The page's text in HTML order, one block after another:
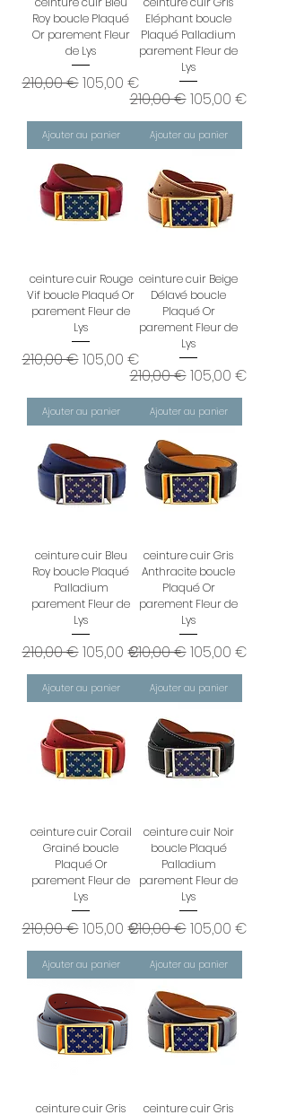
Roy boucle Plaqué
Or parement Fleur
de Lys
Prix original
210,00 €Prix promotionnel
105,00 €
Ajouter au panier
Eléphant boucle
Plaqué Palladium
parement Fleur de
Lys
Prix original
210,00 €Prix
105,00 €
Ajouter au panier
ceinture cuir Rouge
Vif boucle Plaqué Or
parement Fleur de
Lys
Prix original
210,00 €Prix promotionnel
105,00 €
Ajouter au panier
ceinture cuir Beige
Délavé boucle
Plaqué Or
parement Fleur de
Lys
Prix original
210,00 €Prix
105,00 €
Ajouter au panier
ceinture cuir Bleu
Roy boucle Plaqué
Palladium
parement Fleur de
Lys
Prix original
210,00 €Prix promotionnel
105,00 €
Ajouter au panier
ceinture cuir Gris
Anthracite boucle
Plaqué Or
parement Fleur de
Lys
Prix original
210,00 €Prix
105,00 €
Ajouter au panier
ceinture cuir Corail
Grainé boucle
Plaqué Or
parement Fleur de
Lys
Prix original
210,00 €Prix promotionnel
105,00 €
Ajouter au panier
ceinture cuir Noir
boucle Plaqué
Palladium
parement Fleur de
Lys
Prix original
210,00 €Prix
105,00 €
Ajouter au panier
ceinture cuir Gris ceinture cuir Gris